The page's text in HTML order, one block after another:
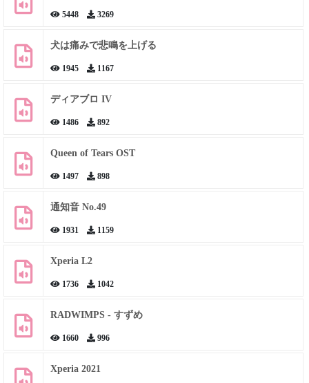
5448 3269
犬は痛みで悲鳴を上げる
1945 1167
ディアブロ IV
1486 892
Queen of Tears OST
1497 898
通知音 No.49
1931 1159
Xperia L2
1736 1042
RADWIMPS - すずめ
1660 996
Xperia 2021